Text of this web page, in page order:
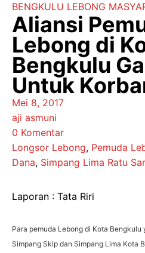
BENGKULU LEBONG
Aliansi
Lebong di
Bengkulu
Untuk
Mei 8, 2017
aji asmuni
0 Komentar
Longsor Lebong, Pemuda
Dana, Simpang Lima Ratu
Laporan : Tata Riri
Para pemuda Lebong di Kota Bengkulu
Simpang Skip dan Simpang Lima Kota